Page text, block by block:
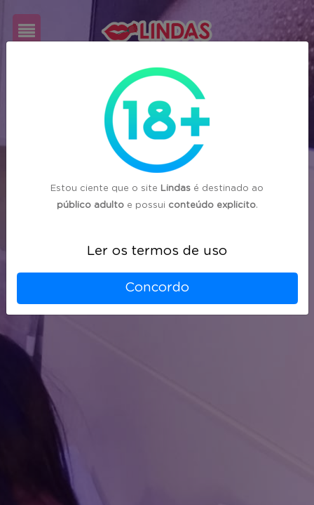
Estou ciente que o site Lindas é destinado ao
público adultoe possui conteúdo explicito.
Ler os termos de uso
Concordo